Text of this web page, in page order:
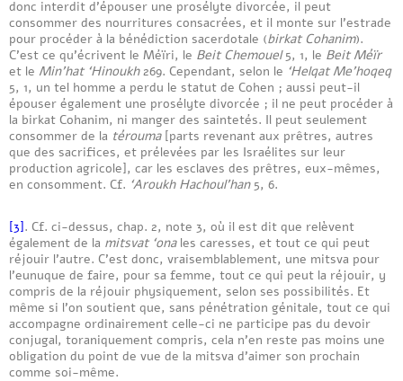
donc interdit d’épouser une prosélyte divorcée, il peut
consommer des nourritures consacrées, et il monte sur l’estrade
pour procéder à la bénédiction sacerdotale (birkat Cohanim).
C’est ce qu’écrivent le Méïri, le Beit Chemouel5, 1, le Beit Méïr
et le Min’hat ‘Hinoukh269. Cependant, selon le ‘Helqat Me’hoqeq
5, 1, un tel homme a perdu le statut de Cohen ; aussi peut-il
épouser également une prosélyte divorcée ; il ne peut procéder à
la birkat Cohanim, ni manger des saintetés. Il peut seulement
consommer de la térouma[parts revenant aux prêtres, autres
que des sacrifices, et prélevées par les Israélites sur leur
production agricole], car les esclaves des prêtres, eux-mêmes,
en consomment. Cf. ‘Aroukh Hachoul’han5, 6.
[3]. Cf. ci-dessus, chap. 2, note 3, où il est dit que relèvent
également de la mitsvat ‘onales caresses, et tout ce qui peut
réjouir l’autre. C’est donc, vraisemblablement, une mitsva pour
l’eunuque de faire, pour sa femme, tout ce qui peut la réjouir, y
compris de la réjouir physiquement, selon ses possibilités. Et
même si l’on soutient que, sans pénétration génitale, tout ce qui
accompagne ordinairement celle-ci ne participe pas du devoir
conjugal, toraniquement compris, cela n’en reste pas moins une
obligation du point de vue de la mitsva d’aimer son prochain
comme soi-même.